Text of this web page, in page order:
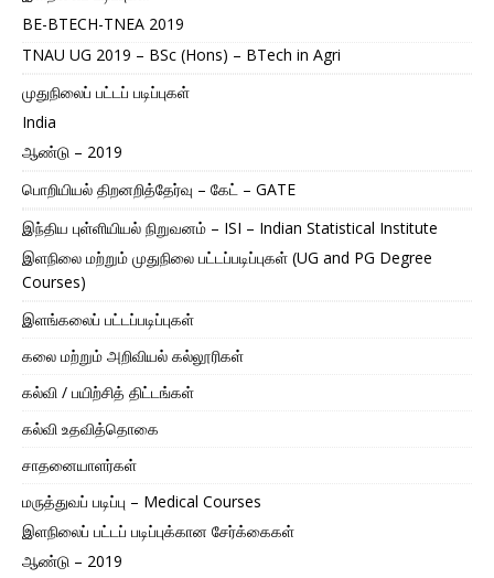
BE-BTECH-TNEA 2019
TNAU UG 2019 – BSc (Hons) – BTech in Agri
முதுநிலைப் பட்டப் படிப்புகள்
India
ஆண்டு – 2019
பொறியியல் திறனறித்தேர்வு – கேட் – GATE
இந்திய புள்ளியியல் நிறுவனம் – ISI – Indian Statistical Institute
இளநிலை மற்றும் முதுநிலை பட்டப்படிப்புகள் (UG and PG Degree
Courses)
இளங்கலைப் பட்டப்படிப்புகள்
கலை மற்றும் அறிவியல் கல்லூரிகள்
கல்வி / பயிற்சித் திட்டங்கள்
கல்வி உதவித்தொகை
சாதனையாளர்கள்
மருத்துவப் படிப்பு – Medical Courses
இளநிலைப் பட்டப் படிப்புக்கான சேர்க்கைகள்
ஆண்டு – 2019